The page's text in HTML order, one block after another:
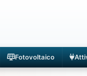
Fotovoltaico